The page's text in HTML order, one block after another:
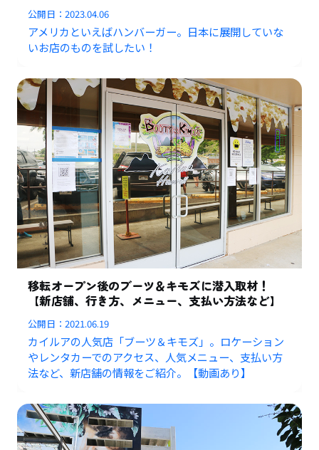
公開日：2023.04.06
アメリカといえばハンバーガー。日本に展開していな
いお店のものを試したい！
移転オープン後のブーツ＆キモズに潜入取材！
【新店舗、行き方、メニュー、支払い方法など】
公開日：2021.06.19
カイルアの人気店「ブーツ＆キモズ」。ロケーション
やレンタカーでのアクセス、人気メニュー、支払い方
法など、新店舗の情報をご紹介。【動画あり】